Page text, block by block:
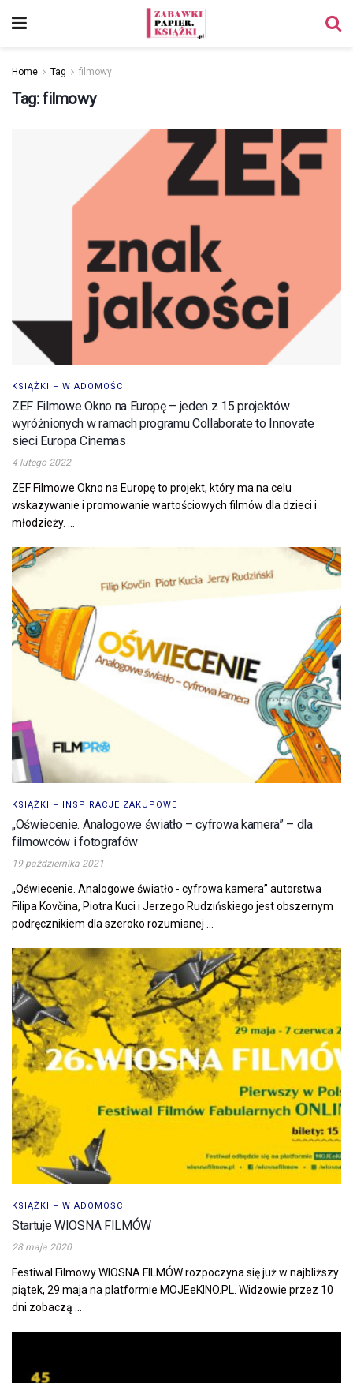
Home Tag filmowy
Tag:filmowy
KSIĄŻKI – WIADOMOŚCI
ZEF Filmowe Okno na Europę – jeden z 15 projektów
wyróżnionych w ramach programu Collaborate to Innovate
sieci Europa Cinemas
4 lutego 2022
ZEF Filmowe Okno na Europę to projekt, który ma na celu
wskazywanie i promowanie wartościowych filmów dla dzieci i
młodzieży. ...
KSIĄŻKI – INSPIRACJE ZAKUPOWE
„Oświecenie. Analogowe światło – cyfrowa kamera” – dla
filmowców i fotografów
19 października 2021
„Oświecenie. Analogowe światło - cyfrowa kamera” autorstwa
Filipa Kovčina, Piotra Kuci i Jerzego Rudzińskiego jest obszernym
podręcznikiem dla szeroko rozumianej ...
KSIĄŻKI – WIADOMOŚCI
Startuje WIOSNA FILMÓW
28 maja 2020
Festiwal Filmowy WIOSNA FILMÓW rozpoczyna się już w najbliższy
piątek, 29 maja na platformie MOJEeKINO.PL. Widzowie przez 10
dni zobaczą ...